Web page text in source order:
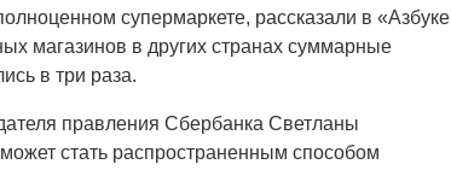
супермаркете, рассказали в «Азбуке
магазинов в других странах суммарные
в три раза.
правления Сбербанка Светланы
стать распространенным способом